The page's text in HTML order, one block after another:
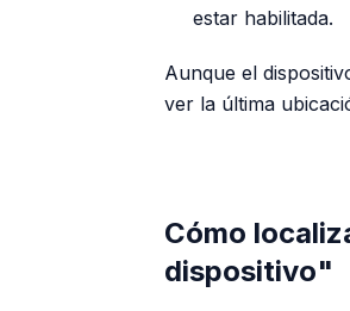
estar habilitada.
Aunque el
ver la última
Cómo
dispositivo"